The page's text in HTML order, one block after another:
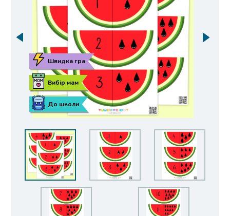
До школи
Вибір мам
Швидка гра